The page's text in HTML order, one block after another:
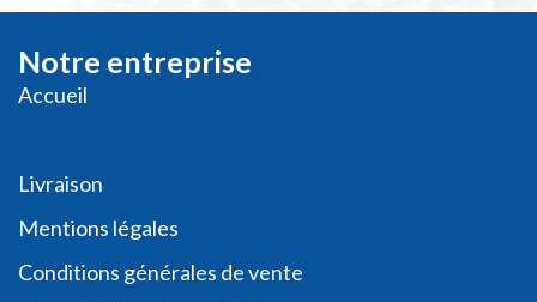
Notre entreprise
Accueil
Livraison
Mentions légales
Conditions générales de vente